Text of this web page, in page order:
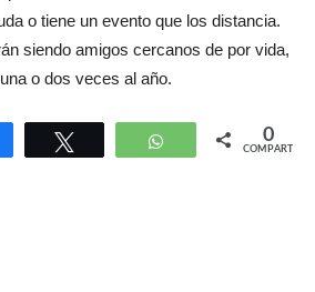
o tiene un evento que los distancia.
siendo amigos cercanos de por vida,
o dos veces al año.
Compartir WhatsApp 0
COMPARTIR